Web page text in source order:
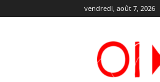
vendredi, août 7, 2026